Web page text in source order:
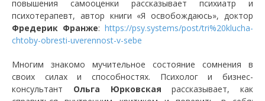
повышения самооценки рассказывает психиатр и
психотерапевт, автор книги «Я освобождаюсь», доктор
Фредерик Франже: https://psy.systems/post/tri%20klucha-
chtoby-obresti-uverennost-v-sebe
Многим знакомо мучительное состояние сомнения в
своих силах и способностях. Психолог и бизнес-
консультант Ольга Юрковская рассказывает, как